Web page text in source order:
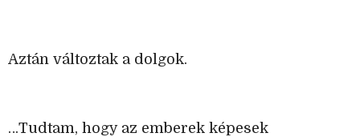
Aztán változtak a dolgok.
…Tudtam, hogy az emberek képesek